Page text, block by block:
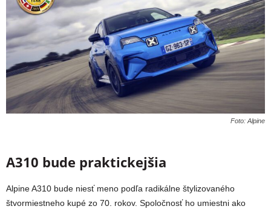
Foto: Alpine
A310 bude praktickejšia
Alpine A310 bude niesť meno podľa radikálne štylizovaného
štvormiestneho kupé zo 70. rokov. Spoločnosť ho umiestni ako